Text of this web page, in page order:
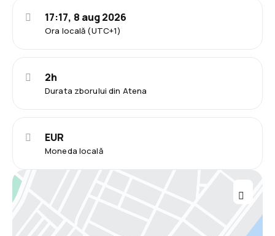
Ora locală (UTC+1)
17:17, 8 aug 2026
Durata zborului din Atena
2h
Moneda locală
EUR